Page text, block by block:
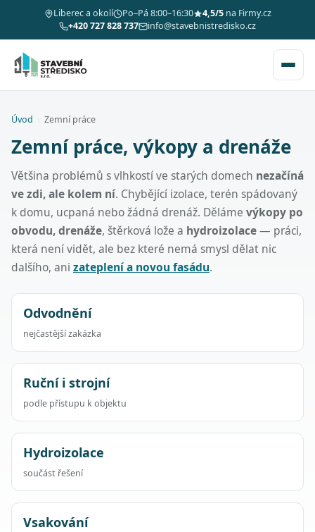
Liberec a okolí Po–Pá 8:00–16:30 4,5/5na Firmy.cz
+420 727 828 737
info@stavebnistredisko.cz
Úvod Zemní práce
Zemní práce, výkopy a drenáže
Většina problémů s vlhkostí ve starých domech nezačíná
ve zdi, ale kolem ní. Chybějící izolace, terén spádovaný
k domu, ucpaná nebo žádná drenáž. Děláme výkopy po
obvodu, drenáže, štěrková lože a hydroizolace— práci,
která není vidět, ale bez které nemá smysl dělat nic
dalšího, ani zateplení a novou fasádu.
Odvodnění
nejčastější zakázka
Ruční i strojní
podle přístupu k objektu
Hydroizolace
součást řešení
Vsakování